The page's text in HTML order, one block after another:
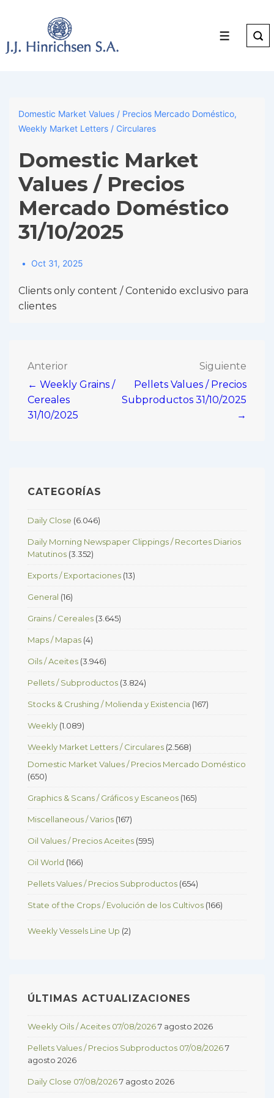
Main
Menu
Domestic Market Values / Precios Mercado Doméstico,
Weekly Market Letters / Circulares
Domestic Market
Values / Precios
Mercado Doméstico
31/10/2025
Oct 31, 2025
Clients only content / Contenido exclusivo para
clientes
Navegación
de
entradas
Anterior
← Weekly Grains /
Cereales
31/10/2025
Siguiente
Pellets Values / Precios
Subproductos 31/10/2025
→
CATEGORÍAS
Daily Close (6.046)
Daily Morning Newspaper Clippings / Recortes Diarios
Matutinos (3.352)
Exports / Exportaciones (13)
General (16)
Grains / Cereales (3.645)
Maps / Mapas (4)
Oils / Aceites (3.946)
Pellets / Subproductos (3.824)
Stocks & Crushing / Molienda y Existencia (167)
Weekly (1.089)
Weekly Market Letters / Circulares (2.568)
Domestic Market Values / Precios Mercado Doméstico
(650)
Graphics & Scans / Gráficos y Escaneos (165)
Miscellaneous / Varios (167)
Oil Values / Precios Aceites (595)
Oil World (166)
Pellets Values / Precios Subproductos (654)
State of the Crops / Evolución de los Cultivos (166)
Weekly Vessels Line Up (2)
ÚLTIMAS ACTUALIZACIONES
Weekly Oils / Aceites 07/08/20267 agosto 2026
Pellets Values / Precios Subproductos 07/08/20267
agosto 2026
Daily Close 07/08/20267 agosto 2026